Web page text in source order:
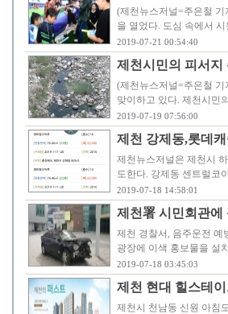
(제천뉴스저널=주은철 기
을 열었다. 도심 속에서
2019-07-21 00:54:40
제천시민의 피서
(제천뉴스저널=주은철
맞이하고 있다. 제천시민
2019-07-19 07:56:00
제천 강제동,롯데
제천뉴스저널은 제천시
도한다. 강제동 센트럴코
2019-07-18 14:58:01
제천署 시민회관에
제천 경찰서, 음주운전 예
광장에 이색 홍보물을 설
2019-07-18 03:45:03
제천 현대 힐스테
제천시 천남동 신원 아침